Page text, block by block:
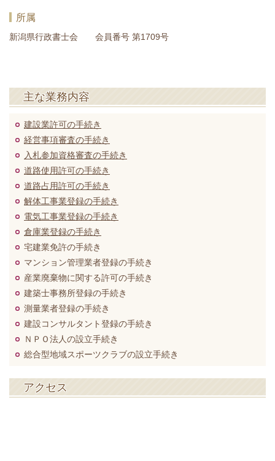
所属
新潟県行政書士会 会員番号 第1709号
主な業務内容
建設業許可の手続き
経営事項審査の手続き
入札参加資格審査の手続き
道路使用許可の手続き
道路占用許可の手続き
解体工事業登録の手続き
電気工事業登録の手続き
倉庫業登録の手続き
宅建業免許の手続き
マンション管理業者登録の手続き
産業廃棄物に関する許可の手続き
建築士事務所登録の手続き
測量業者登録の手続き
建設コンサルタント登録の手続き
ＮＰＯ法人の設立手続き
総合型地域スポーツクラブの設立手続き
アクセス